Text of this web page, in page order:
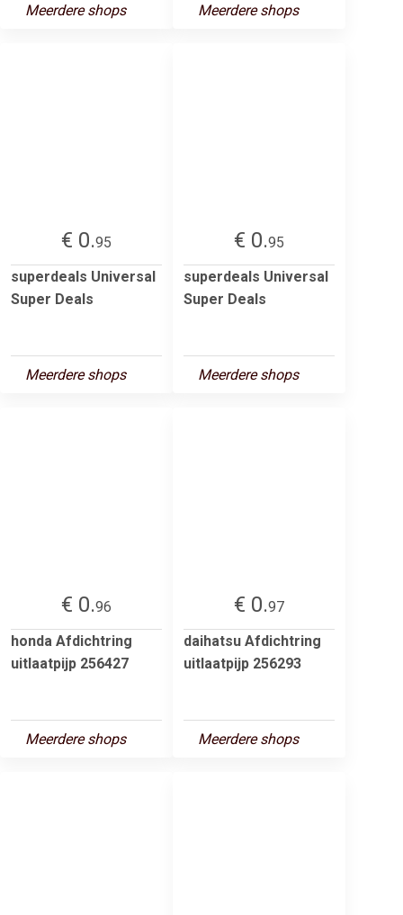
Meerdere shops Meerdere shops
€ 0.95
superdeals Universal
Super Deals
Meerdere shops
€ 0.95
superdeals Universal
Super Deals
Meerdere shops
€ 0.96
honda Afdichtring
uitlaatpijp 256427
Meerdere shops
€ 0.97
daihatsu Afdichtring
uitlaatpijp 256293
Meerdere shops